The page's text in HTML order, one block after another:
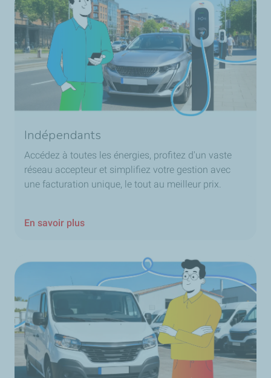
Indépendants
Accédez à toutes les énergies, profitez d'un vaste
réseau accepteur et simplifiez votre gestion avec
une facturation unique, le tout au meilleur prix.
En savoir plus